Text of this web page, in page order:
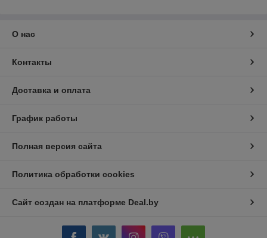
О нас
Контакты
Доставка и оплата
График работы
Полная версия сайта
Политика обработки cookies
Сайт создан на платформе Deal.by